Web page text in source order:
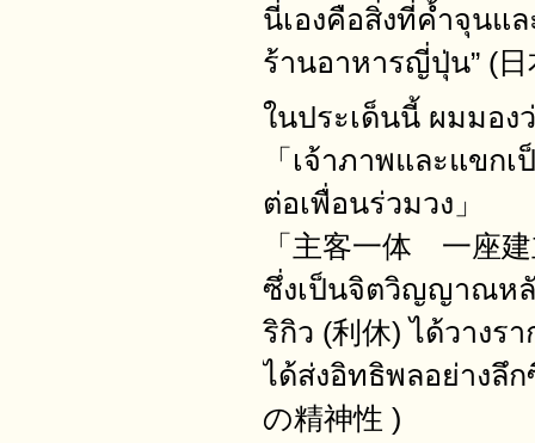
นี่เองคือสิ่งที่ค้ำจุนแ
ร้านอาหารญี่ปุ่น” (
ในประเด็นนี้ ผมมอง
「เจ้าภาพและแขก
ต่อเพื่อนร่วมวง」
「主客一体 一座
ซึ่งเป็นจิตวิญญาณหลั
ริกิว (利休) ได้วางร
ได้ส่งอิทธิพลอย่างลึ
の精神性 )